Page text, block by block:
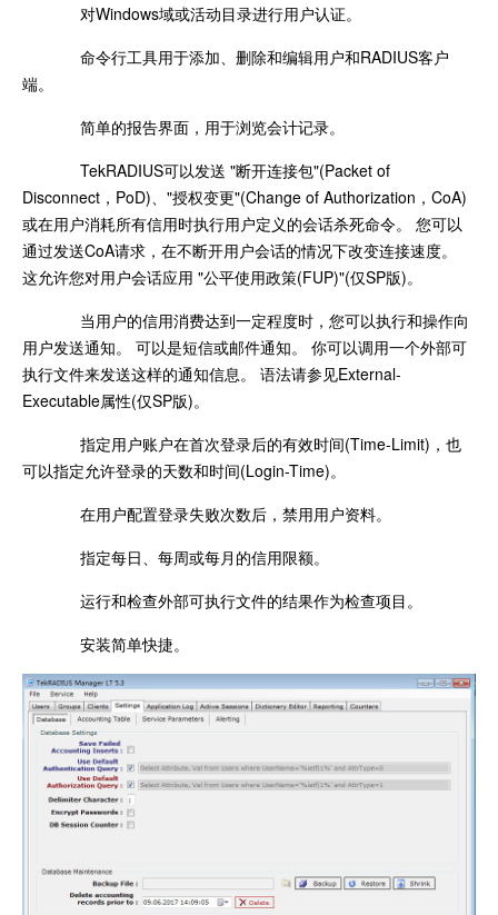
对Windows域或活动目录进行用户认证。
命令行工具用于添加、删除和编辑用户和RADIUS客户
端。
简单的报告界面，用于浏览会计记录。
TekRADIUS可以发送 "断开连接包"(Packet of
Disconnect，PoD)、"授权变更"(Change of Authorization，CoA)
或在用户消耗所有信用时执行用户定义的会话杀死命令。 您可以
通过发送CoA请求，在不断开用户会话的情况下改变连接速度。
这允许您对用户会话应用 "公平使用政策(FUP)"(仅SP版)。
当用户的信用消费达到一定程度时，您可以执行和操作向
用户发送通知。 可以是短信或邮件通知。 你可以调用一个外部可
执行文件来发送这样的通知信息。 语法请参见External-
Executable属性(仅SP版)。
指定用户账户在首次登录后的有效时间(Time-Limit)，也
可以指定允许登录的天数和时间(Login-Time)。
在用户配置登录失败次数后，禁用用户资料。
指定每日、每周或每月的信用限额。
运行和检查外部可执行文件的结果作为检查项目。
安装简单快捷。